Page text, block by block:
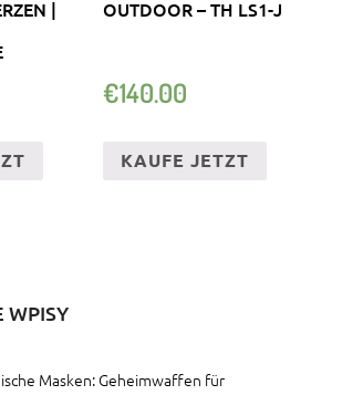
|
OUTDOOR – TH LS1-J
€140.00
KAUFE JETZT
WPISY
Masken: Geheimwaffen für